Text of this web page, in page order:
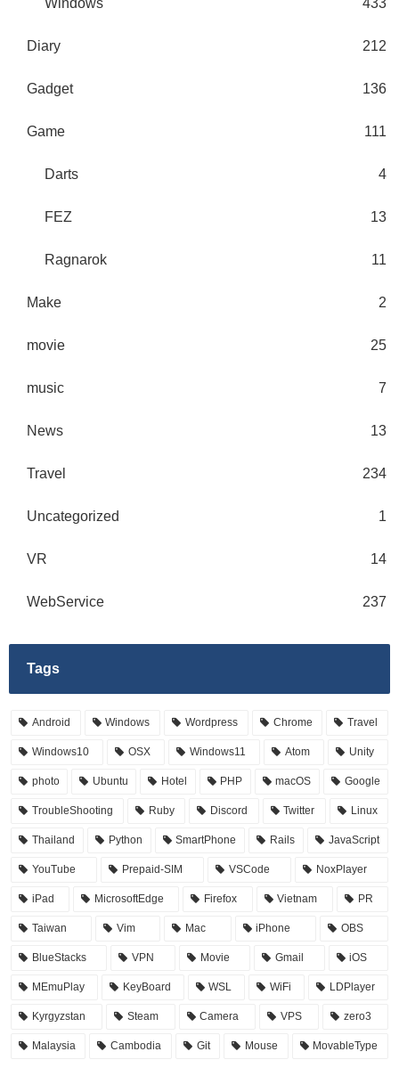
Windows 433
Diary 212
Gadget 136
Game 111
Darts 4
FEZ 13
Ragnarok 11
Make 2
movie 25
music 7
News 13
Travel 234
Uncategorized 1
VR 14
WebService 237
Tags
Android Windows Wordpress Chrome Travel
Windows10 OSX Windows11 Atom Unity
photo Ubuntu Hotel PHP macOS Google
TroubleShooting Ruby Discord Twitter Linux
Thailand Python SmartPhone Rails JavaScript
YouTube Prepaid-SIM VSCode NoxPlayer
iPad MicrosoftEdge Firefox Vietnam PR
Taiwan Vim Mac iPhone OBS
BlueStacks VPN Movie Gmail iOS
MEmuPlay KeyBoard WSL WiFi LDPlayer
Kyrgyzstan Steam Camera VPS zero3
Malaysia Cambodia Git Mouse MovableType